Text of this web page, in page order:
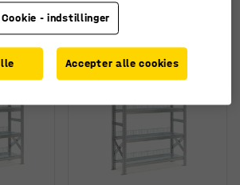
ekskl. moms
Cookie - indstillinger
Accepter alle cookies